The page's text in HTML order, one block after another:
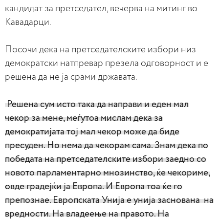
кандидат за претседател, вечерва на митинг во
Кавадарци.
Посочи дека на претседателските избори низ
демократски натпревар презела одговорност и е
решена да не ја срами државата.
Решена сум исто така да направи и еден мал
чекор за мене, меѓутоа мислам дека за
демократијата тој мал чекор може да биде
пресуден. Но нема да чекорам сама. Знам дека по
победата на претседателските избори заедно со
новото парламентарно мнозинство, ќе чекориме,
овде градејќи ја Европа. И Европа тоа ќе го
препознае. Европската Унија е унија заснована на
вредности. На владеење на правото. На